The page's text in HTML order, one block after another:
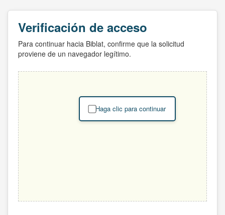
Verificación de acceso
Para continuar hacia Biblat, confirme que la solicitud
proviene de un navegador legítimo.
Haga clic para continuar